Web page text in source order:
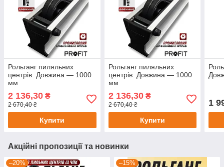
Рольганг пиляльних
центрів. Довжина — 1000
мм
2 136,30 ₴
2 670,40 ₴
Купити
Рольганг пиляльних
центрів. Довжина — 1000
мм
2 136,30₴
2 670,40 ₴
Купити
1
Акційні пропозиції та новинки
–20% –15%